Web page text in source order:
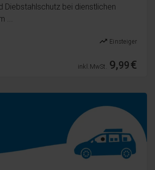
Diebstahlschutz bei dienstlichen
...
trending_up Einsteiger
inkl. MwSt. 9,99€